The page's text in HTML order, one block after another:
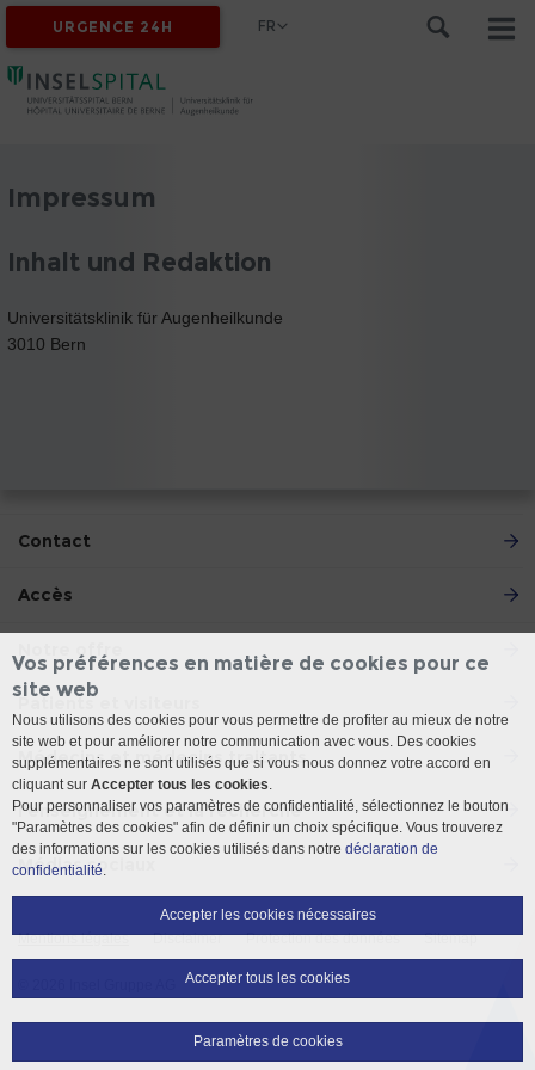
URGENCE 24H FR
Impressum
Inhalt und Redaktion
Universitätsklinik für Augenheilkunde
3010 Bern
Contact
Accès
Notre offre
Patients et visiteurs
Médecins et médecins traitants
l'enseignement et la recherche
Médias sociaux
Mentions légales Disclaimer Protection des données Sitemap
Vos préférences en matière de cookies pour ce
site web
Nous utilisons des cookies pour vous permettre de profiter au mieux de notre
site web et pour améliorer notre communication avec vous. Des cookies
supplémentaires ne sont utilisés que si vous nous donnez votre accord en
cliquant sur Accepter tous les cookies.
Pour personnaliser vos paramètres de confidentialité, sélectionnez le bouton
"Paramètres des cookies" afin de définir un choix spécifique. Vous trouverez
des informations sur les cookies utilisés dans notre déclaration de
confidentialité.
Accepter les cookies nécessaires
Accepter tous les cookies
Paramètres de cookies